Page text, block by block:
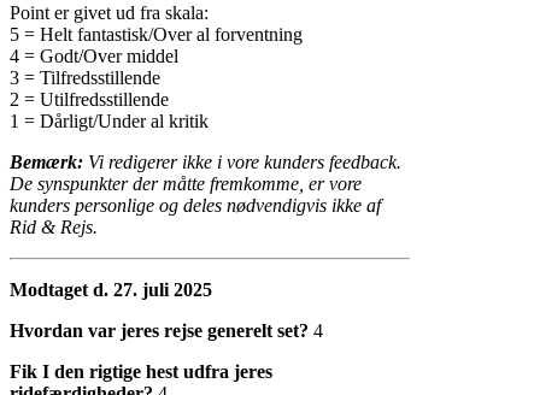
Point er givet ud fra skala:
5 = Helt fantastisk/Over al forventning
4 = Godt/Over middel
3 = Tilfredsstillende
2 = Utilfredsstillende
1 = Dårligt/Under al kritik
Bemærk: Vi redigerer ikke i vore kunders feedback.
De synspunkter der måtte fremkomme, er vore
kunders personlige og deles nødvendigvis ikke af
Rid & Rejs.
Modtaget d. 27. juli 2025
Hvordan var jeres rejse generelt set? 4
Fik I den rigtige hest udfra jeres